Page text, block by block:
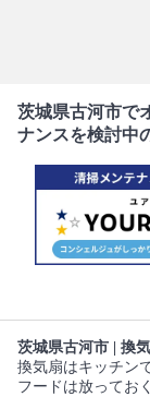
茨城県古河市で
ナンスを検討中
茨城県古河市 | 換
換気扇はキッチン
フードは放ってお